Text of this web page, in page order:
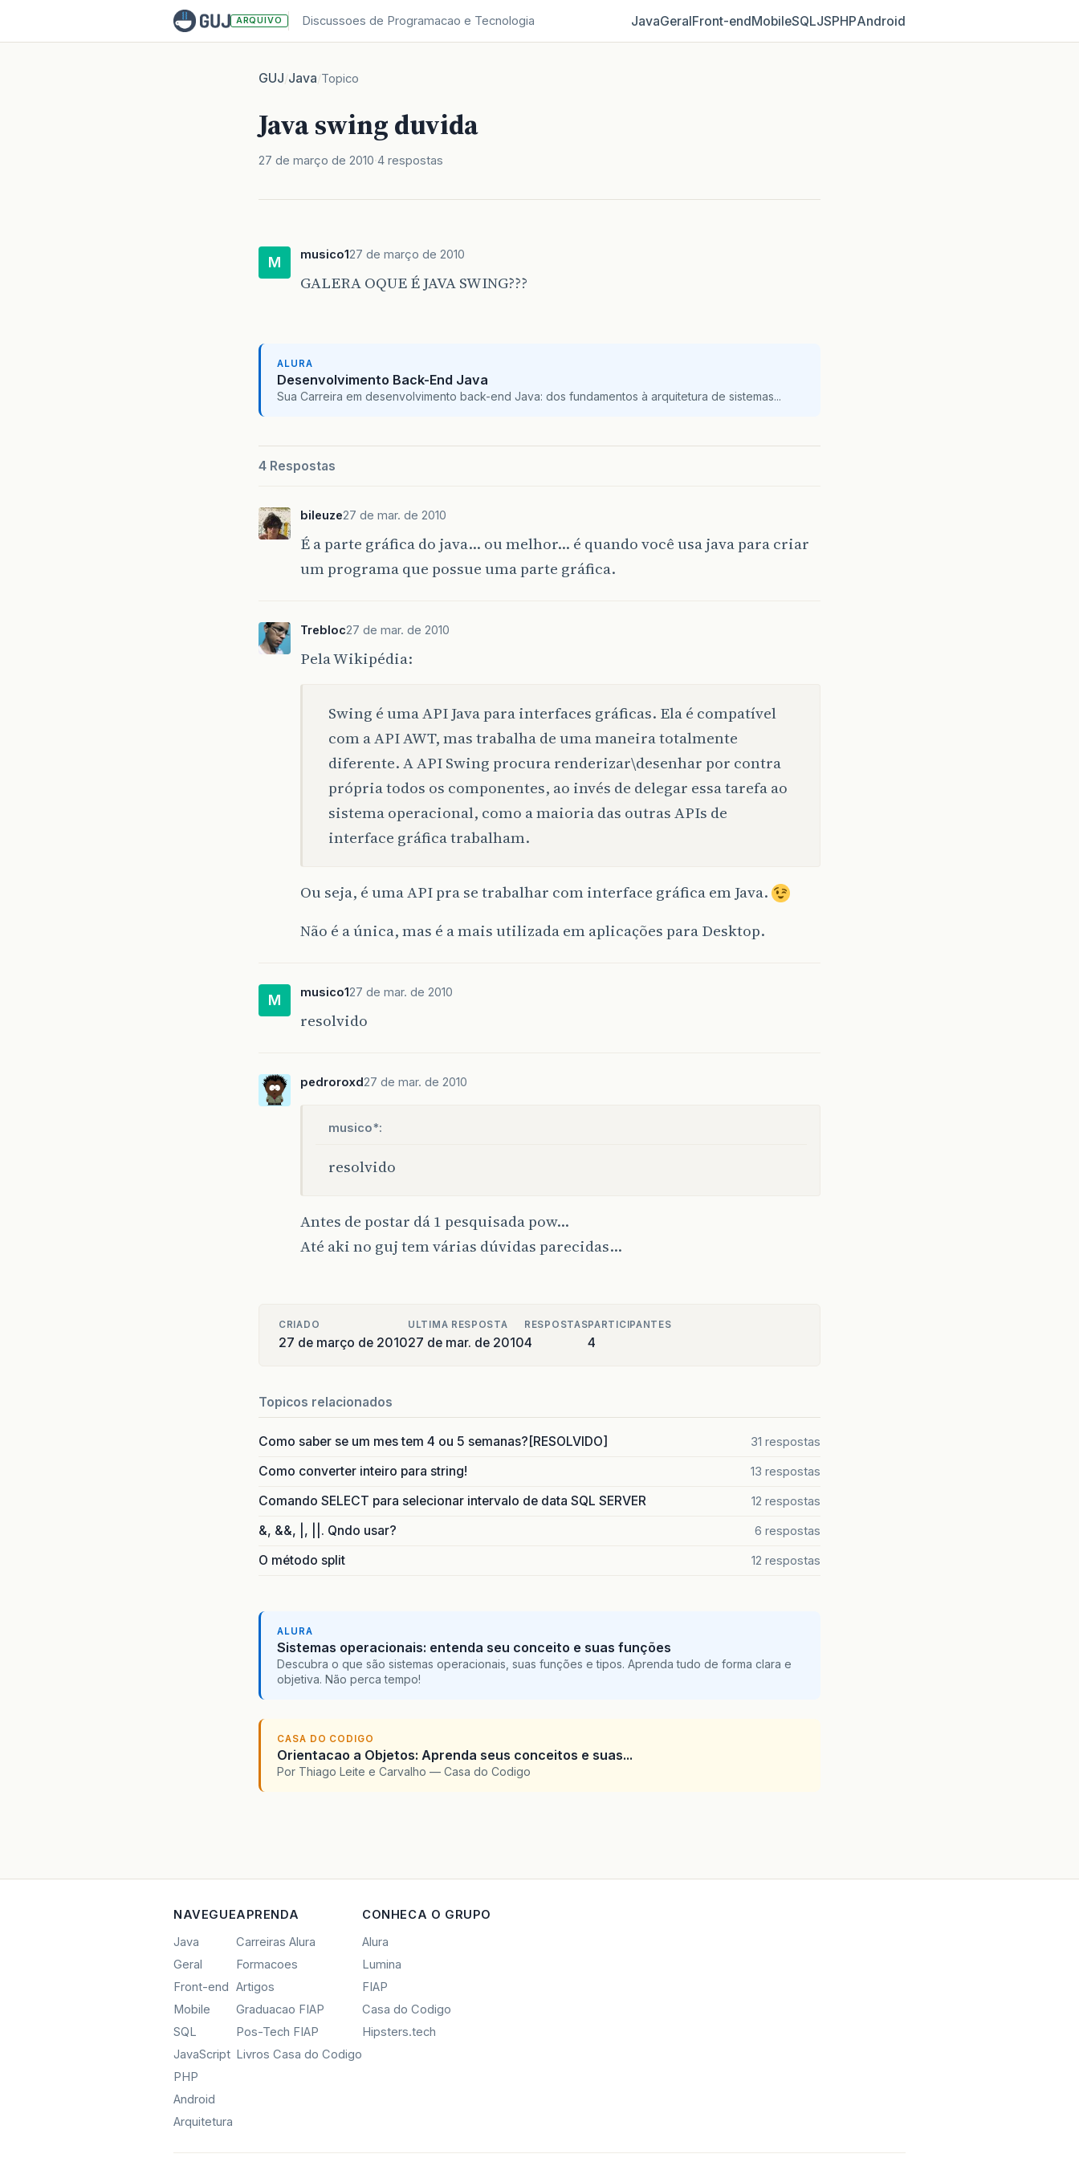
ARQUIVO Discussoes de Programacao e Tecnologia JavaGeralFront‑endMobileSQLJSPHPAndroid
GUJ/Java/Topico
Java swing duvida
27 de março de 2010 4 respostas
M musico127 de março de 2010
GALERA OQUE É JAVA SWING???
ALURA
Desenvolvimento Back-End Java
Sua Carreira em desenvolvimento back-end Java: dos fundamentos à arquitetura de sistemas...
4 Respostas
bileuze27 de mar. de 2010
É a parte gráfica do java… ou melhor… é quando você usa java para criar
um programa que possue uma parte gráfica.
Trebloc27 de mar. de 2010
Pela Wikipédia:
Swing é uma API Java para interfaces gráficas. Ela é compatível
com a API AWT, mas trabalha de uma maneira totalmente
diferente. A API Swing procura renderizar\desenhar por contra
própria todos os componentes, ao invés de delegar essa tarefa ao
sistema operacional, como a maioria das outras APIs de
interface gráfica trabalham.
Ou seja, é uma API pra se trabalhar com interface gráfica em Java.
Não é a única, mas é a mais utilizada em aplicações para Desktop.
M musico127 de mar. de 2010
resolvido
pedroroxd27 de mar. de 2010
musico*:
resolvido
Antes de postar dá 1 pesquisada pow…
Até aki no guj tem várias dúvidas parecidas…
CRIADO
27 de março de 2010
ULTIMA RESPOSTA
27 de mar. de 2010
RESPOSTAS
4
PARTICIPANTES
4
Topicos relacionados
Como saber se um mes tem 4 ou 5 semanas?[RESOLVIDO] 31 respostas
Como converter inteiro para string! 13 respostas
Comando SELECT para selecionar intervalo de data SQL SERVER 12 respostas
&, &&, |, ||. Qndo usar? 6 respostas
O método split 12 respostas
ALURA
Sistemas operacionais: entenda seu conceito e suas funções
Descubra o que são sistemas operacionais, suas funções e tipos. Aprenda tudo de forma clara e
objetiva. Não perca tempo!
CASA DO CODIGO
Orientacao a Objetos: Aprenda seus conceitos e suas...
Por Thiago Leite e Carvalho — Casa do Codigo
NAVEGUE
Java
Geral
Front-end
Mobile
SQL
JavaScript
PHP
Android
Arquitetura
APRENDA
Carreiras Alura
Formacoes
Artigos
Graduacao FIAP
Pos-Tech FIAP
Livros Casa do Codigo
CONHECA O GRUPO
Alura
Lumina
FIAP
Casa do Codigo
Hipsters.tech